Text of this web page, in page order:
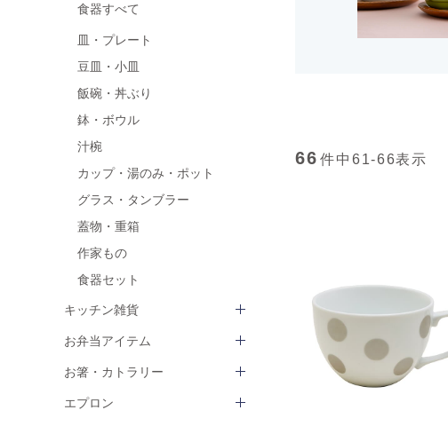
食器すべて
皿・プレート
豆皿・小皿
飯碗・丼ぶり
鉢・ボウル
汁椀
カップ・湯のみ・ポット
グラス・タンブラー
蓋物・重箱
作家もの
食器セット
キッチン雑貨
お弁当アイテム
お箸・カトラリー
エプロン
66 件中 61-66表示